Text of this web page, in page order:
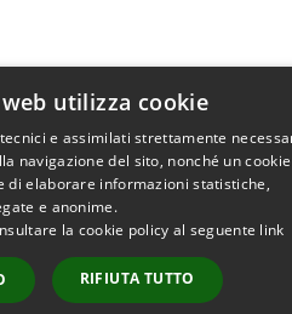
utilizza cookie
e assimilati strettamente
navigazione del sito, nonché un cookie
di elaborare informazioni statistiche,
e anonime.
la cookie policy al seguente link
RIFIUTA TUTTO